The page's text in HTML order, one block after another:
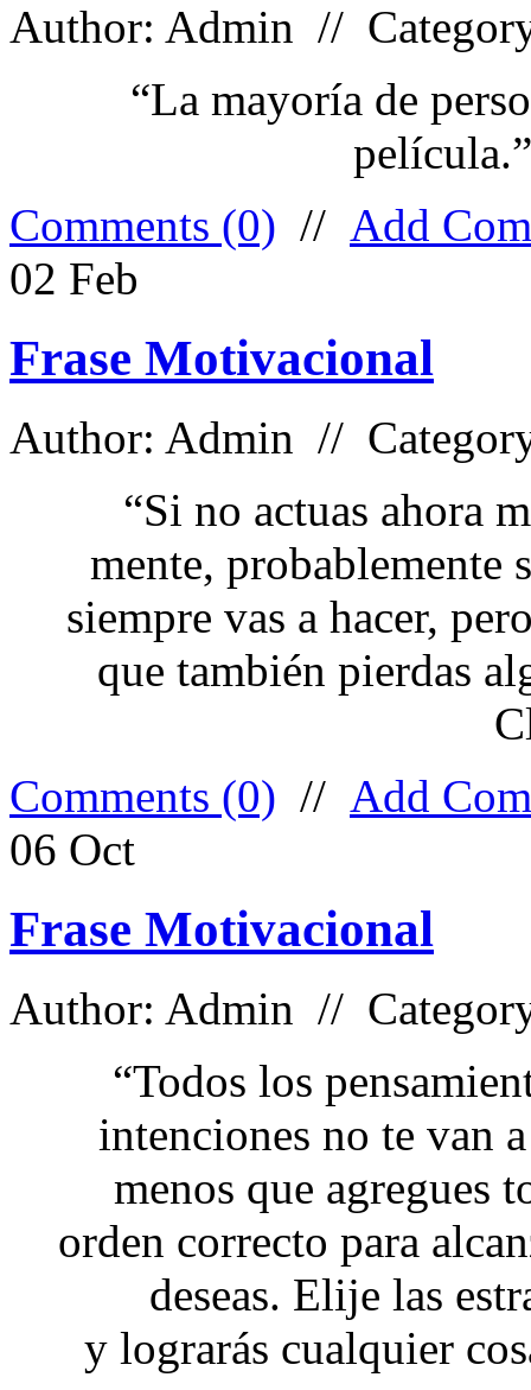
Author: Admin //
“La mayoría de
Comments (0) // Add
02 Feb
Frase Motivacional
Author: Admin //
“Si no actuas ahora
mente, probablemente
siempre vas a hacer,
que también pierdas
Comments (0) // Add
06 Oct
Frase Motivacional
Author: Admin //
“Todos los
intenciones no te van
menos que agregues
orden correcto para
deseas. Elije las
y lograrás cualquier